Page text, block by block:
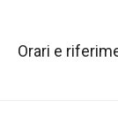
Orari e